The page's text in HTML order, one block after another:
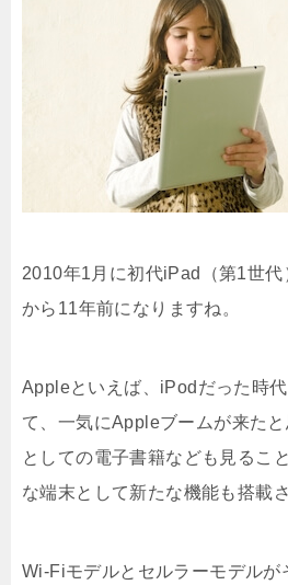
2010年1月に初代iPad（第1世
から11年前になりますね。
Appleといえば、iPodだった時
て、一気にAppleブームが来た
としての電子書籍なども見るこ
な端末として新たな機能も搭載
Wi-Fiモデルとセルラーモデルが